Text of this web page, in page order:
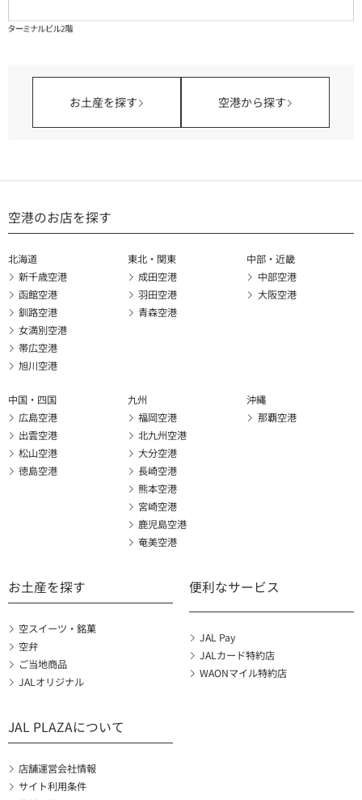
お土産を探す 空港から探す
空港のお店を探す
北海道
新千歳空港
函館空港
釧路空港
女満別空港
帯広空港
旭川空港
東北・関東
成田空港
羽田空港
青森空港
中部・近畿
中部空港
大阪空港
中国・四国
広島空港
出雲空港
松山空港
徳島空港
九州
福岡空港
北九州空港
大分空港
長崎空港
熊本空港
宮崎空港
鹿児島空港
奄美空港
沖縄
那覇空港
お土産を探す
空スイーツ・銘菓
空弁
ご当地商品
JALオリジナル
便利なサービス
JAL Pay
JALカード特約店
WAONマイル特約店
JAL PLAZAについて
店舗運営会社情報
サイト利用条件